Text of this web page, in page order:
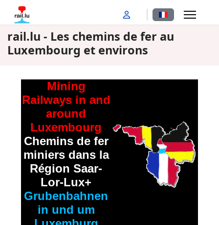
Sélectionnez
rail.lu - Les chemins de fer au
Luxembourg et environs